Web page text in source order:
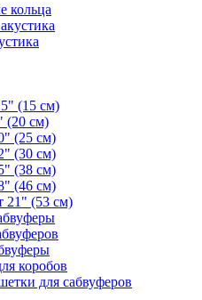
кольца
(15 см)
(20 см)
(25 см)
(30 см)
(38 см)
(46 см)
21" (53 см)
коробов
для сабвуферов